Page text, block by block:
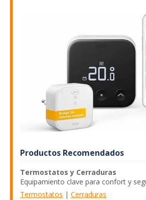
Productos Recomendados
Termostatos y Cerraduras
Equipamiento clave para confort y
Termostatos | Cerraduras